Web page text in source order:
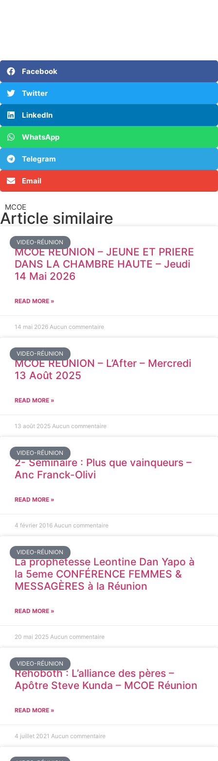
Facebook
Twitter
LinkedIn
WhatsApp
Telegram
Email
MCOE
Article similaire​
VIDEO-RÉUNION
MCOE REUNION – JEUNE ET PRIERE
DANS LA CHAMBRE HAUTE – Jeudi
14 Mai 2026
READ MORE »
14 mai 2026 Aucun commentaire
VIDEO-RÉUNION
MCOE REUNION – L’After – Mercredi
13 Août 2025
READ MORE »
13 août 2025 Aucun commentaire
VIDEO-RÉUNION
2- Séminaire : Plus que vainqueurs –
Anc Franck-Olivi
READ MORE »
4 février 2016 Aucun commentaire
VIDEO-RÉUNION
La prophétesse Leontine Dan Yapo à
la 5eme CONFÉRENCE FEMMES &
MESSAGÈRES à la Réunion
READ MORE »
20 mai 2025 Aucun commentaire
VIDEO-RÉUNION
Rehoboth : L’alliance des pères –
Apôtre Steve Kunda – MCOE Réunion
READ MORE »
4 juillet 2021 Aucun commentaire